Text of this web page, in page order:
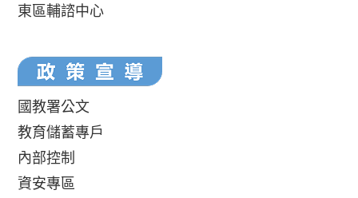
東區輔諮中心
國教署公文
教育儲蓄專戶
內部控制
資安專區